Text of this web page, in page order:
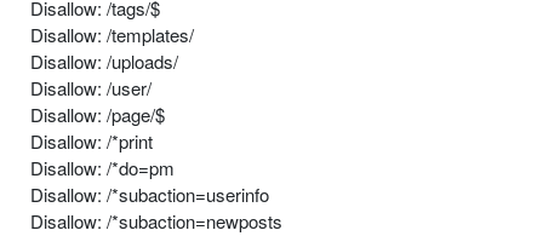
Disallow: /tags/$
Disallow: /templates/
Disallow: /uploads/
Disallow: /user/
Disallow: /page/$
Disallow: /*print
Disallow: /*do=pm
Disallow: /*subaction=userinfo
Disallow: /*subaction=newposts